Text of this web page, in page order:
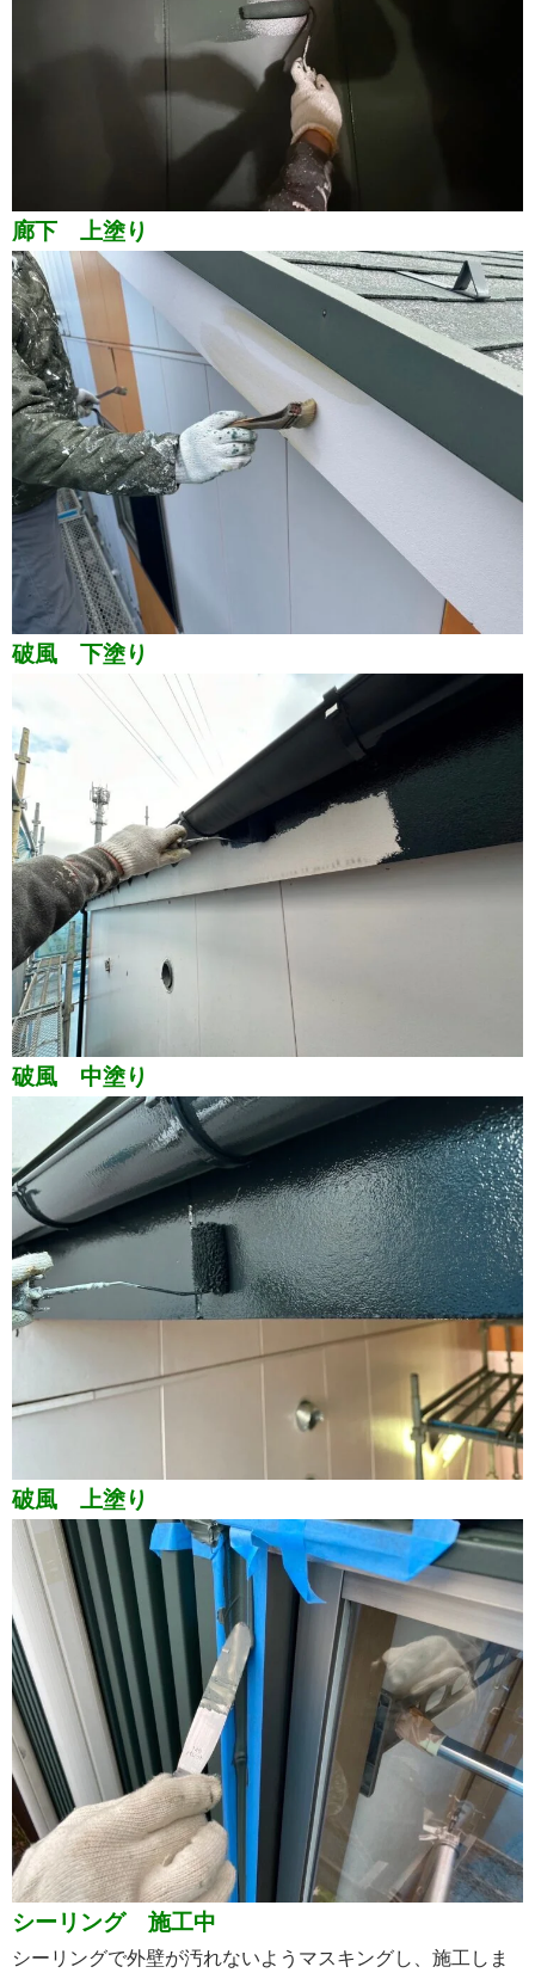
廊下 上塗り
破風 下塗り
破風 中塗り
破風 上塗り
シーリング 施工中
シーリングで外壁が汚れないようマスキングし、施工しま